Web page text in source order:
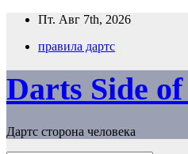
Перейти
содержимому
Пт. Авг 7th, 2026
правила дартс
Darts Side
Дартс сторона человека